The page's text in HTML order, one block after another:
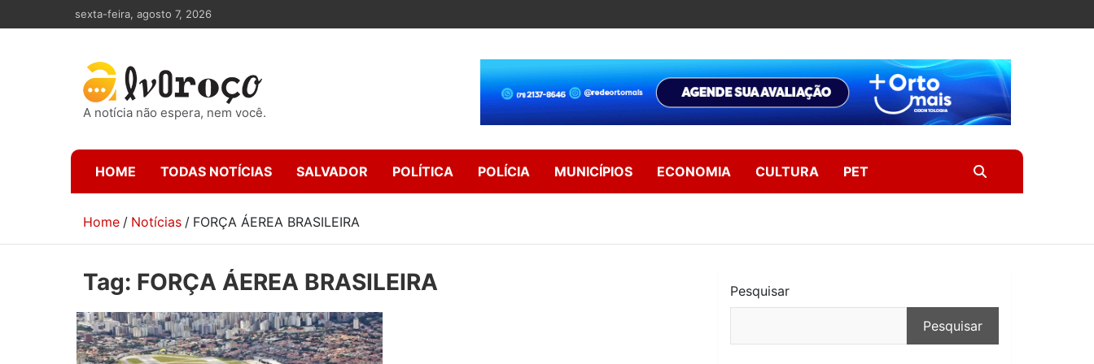
to
sexta-feira, agosto 7, 2026
A notícia não espera, nem você.
HOME TODAS NOTÍCIAS SALVADOR POLÍTICA POLÍCIA MUNICÍPIOS ECONOMIA CULTURA PET
Home Notícias FORÇA ÁEREA BRASILEIRA
Tag: FORÇA ÁEREA BRASILEIRA Pesquisar
Pesquisar